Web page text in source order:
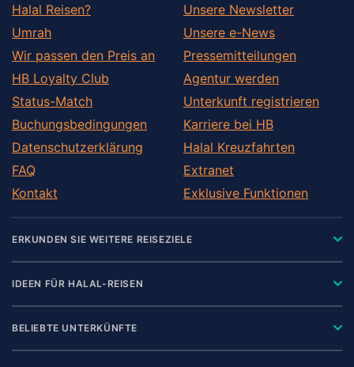
Halal Reisen?
Umrah
Wir passen den Preis an
HB Loyalty Club
Status-Match
Buchungsbedingungen
Datenschutzerklärung
FAQ
Kontakt
Unsere Newsletter
Unsere e-News
Pressemitteilungen
Agentur werden
Unterkunft registrieren
Karriere bei HB
Halal Kreuzfahrten
Extranet
Exklusive Funktionen
ERKUNDEN SIE WEITERE REISEZIELE
IDEEN FÜR HALAL-REISEN
BELIEBTE UNTERKÜNFTE